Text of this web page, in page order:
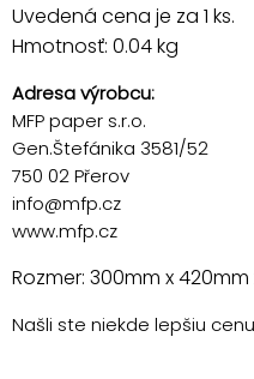
Uvedená cena je za 1 ks.
Hmotnosť: 0.04 kg
Adresa výrobcu:
MFP paper s.r.o.
Gen.Štefánika 3581/52
750 02 Přerov
info@mfp.cz
www.mfp.cz
Rozmer: 300mm x 420mm
Našli ste niekde lepšiu